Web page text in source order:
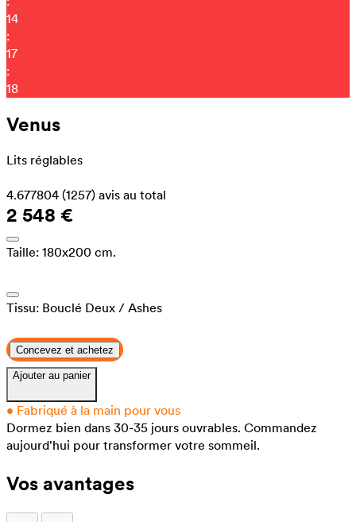
14
:
17
:
10
Venus
Lits réglables
4.677804 (1257) avis au total
2 548 €
Taille: 180x200 cm.
Tissu: Bouclé Deux / Ashes
Concevez et achetez
Ajouter au panier
• Fabriqué à la main pour vous
Dormez bien dans 30-35 jours ouvrables. Commandez
aujourd'hui pour transformer votre sommeil.
Vos avantages